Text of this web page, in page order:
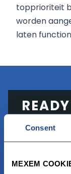
Consent
MEXEM
topprioriteit
worden
laten
Start
state of